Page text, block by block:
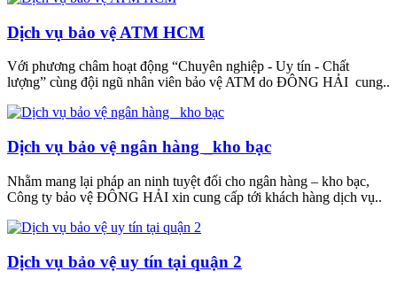
Dịch vụ bảo vệ ATM HCM
Với phương châm hoạt động “Chuyên nghiệp - Uy tín - Chất
lượng” cùng đội ngũ nhân viên bảo vệ ATM do ĐÔNG HẢI cung..
Dịch vụ bảo vệ ngân hàng _kho bạc
Nhằm mang lại pháp an ninh tuyệt đối cho ngân hàng – kho bạc,
Công ty bảo vệ ĐÔNG HẢI xin cung cấp tới khách hàng dịch vụ..
Dịch vụ bảo vệ uy tín tại quận 2